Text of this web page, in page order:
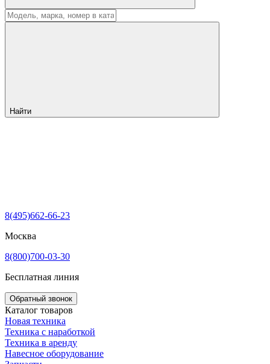
Найти
8(495)662-66-23
Москва
8(800)700-03-30
Бесплатная линия
Обратный звонок
Каталог товаров
Новая техника
Техника с наработкой
Техника в аренду
Навесное оборудование